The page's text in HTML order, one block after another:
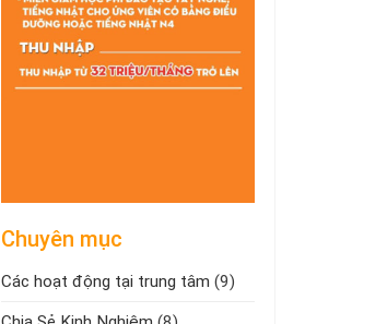
Chuyên mục
Các hoạt động tại trung tâm (9)